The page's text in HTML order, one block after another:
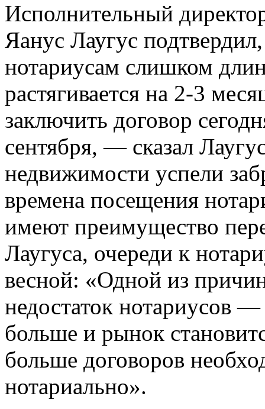
Исполнительный
Яанус Лаугус
нотариусам слишком
растягивается на 2-3
заключить договор
сентября, — сказал
недвижимости успели
времена посещения
имеют преимущество
Лаугуса, очереди к
весной: «Одной из
недостаток нотариусов —
больше и рынок
больше договоров
нотариально».